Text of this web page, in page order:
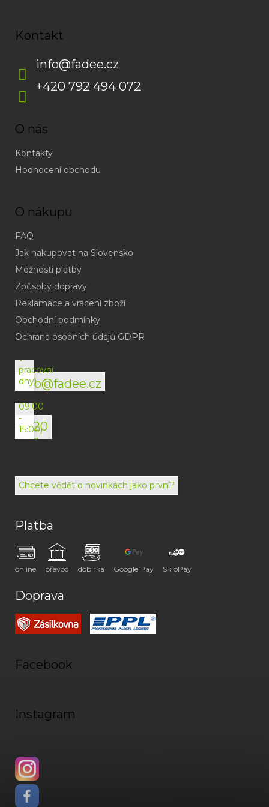
Kontakt
info@fadee.cz
+420 792 494 072
O nás
Kontakty
Hodnocení obchodu
O nákupu
FAQ
Jak nakupovat na Slovensko
Možnosti platby
Způsoby dopravy
Reklamace a vrácení zboží
Obchodní podmínky
Ochrana osobních údajů GDPR
info@fadee.cz
(odpověď
do
v
pracovní
dny)
+420
792
072
(Po-
09:00
-
15:00)
Chcete vědět o novinkách jako první?
Platba
online převod dobírka Google Pay SkipPay
Doprava
Facebook
Instagram